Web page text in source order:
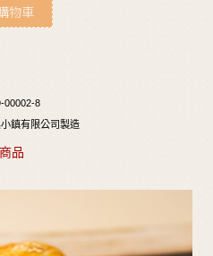
物車
00002-8
鎮有限公司製造
品